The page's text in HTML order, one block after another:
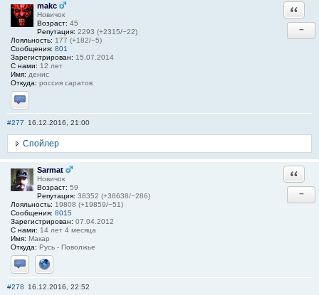
makc
Новичок
Возраст: 45
Репутация: 2293 (+2315/−22)
Лояльность: 177 (+182/−5)
Сообщения: 801
Зарегистрирован: 15.07.2014
С нами: 12 лет
Имя: денис
Откуда: россия саратов
Отправить личное сообщение
−
#277 16.12.2016, 21:00
Спойлер
Sarmat
Новичок
Возраст: 59
Репутация: 38352 (+38638/−286)
Лояльность: 19808 (+19859/−51)
Сообщения: 8015
Зарегистрирован: 07.04.2012
С нами: 14 лет 4 месяца
Имя: Макар
Откуда: Русь - Поволжье
Отправить личное сообщение
Сайт
−
#278 16.12.2016, 22:52